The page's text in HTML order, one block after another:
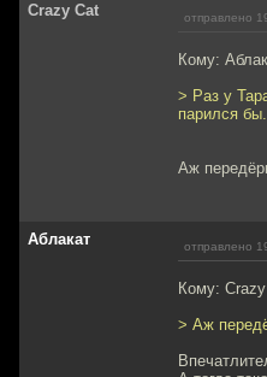
Crazy Cat отправлено
Кому:
> Раз у
парился бы.
Аж
Аблакат отправлено
Кому:
> Аж